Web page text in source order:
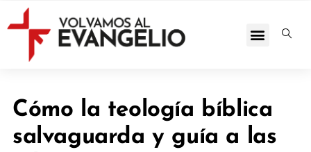
Cómo la teología bíblica
salvaguarda y guía a las